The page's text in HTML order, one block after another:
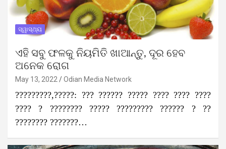
ସ୍ୱାସ୍ଥ୍ୟ
ଏହି ସବୁ ଫଳକୁ ନିୟମିତି ଖାଆନ୍ତୁ, ଦୂର ହେବ
ଅନେକ ରୋଗ
May 13, 2022 Odian Media Network
?????????,?????: ??? ?????? ????? ???? ???? ????
???? ? ???????? ????? ????????? ?????? ? ??
???????? ???????…